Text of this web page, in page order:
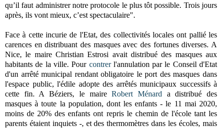
qu’il faut administrer notre protocole le plus tôt possible. Trois jours
après, ils vont mieux, c’est spectaculaire".
Face à cette incurie de l'Etat, des collectivités locales ont pallié les
carences en distribuant des masques avec des fortunes diverses. A
Nice, le maire Christian Estrosi avait distribué des masques aux
habitants de la ville. Pour contrerl'annulation par le Conseil d'Etat
d'un arrêté municipal rendant obligatoire le port des masques dans
l'espace public, l'édile adopte des arrêtés municipaux successifs à
cette fin. A Béziers, le maireRobert Ménard a distribué des
masques à toute la population, dont les enfants - le 11 mai 2020,
moins de 20% des enfants ont repris le chemin de l'école tant les
parents étaient inquiets -, et des thermomètres dans les écoles, mais